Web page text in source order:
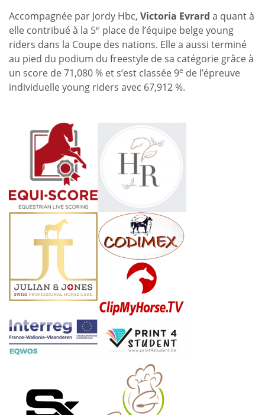
Accompagnée par Jordy Hbc, Victoria Evrard a quant à
elle contribué à la 5e place de l’équipe belge young
riders dans la Coupe des nations. Elle a aussi terminé
au pied du podium du freestyle de sa catégorie grâce à
un score de 71,080 % et s’est classée 9e de l’épreuve
individuelle young riders avec 67,912 %.